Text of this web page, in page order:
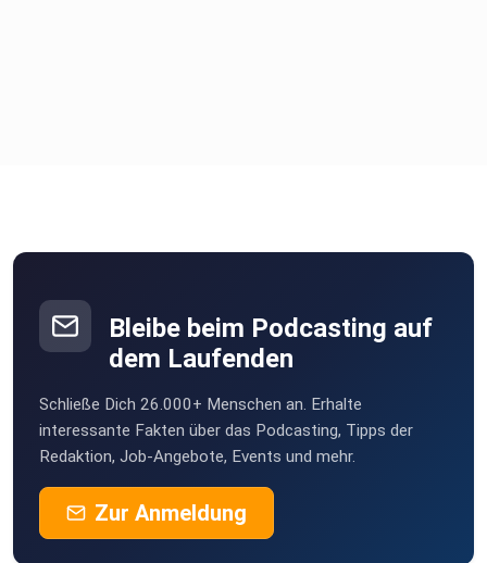
Bleibe beim Podcasting auf
dem Laufenden
Schließe Dich 26.000+ Menschen an. Erhalte
interessante Fakten über das Podcasting, Tipps der
Redaktion, Job-Angebote, Events und mehr.
Zur Anmeldung